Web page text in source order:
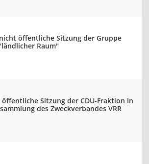
öffentliche Sitzung der Gruppe
Raum"
öffentliche Sitzung der CDU-Fraktion in
des Zweckverbandes VRR